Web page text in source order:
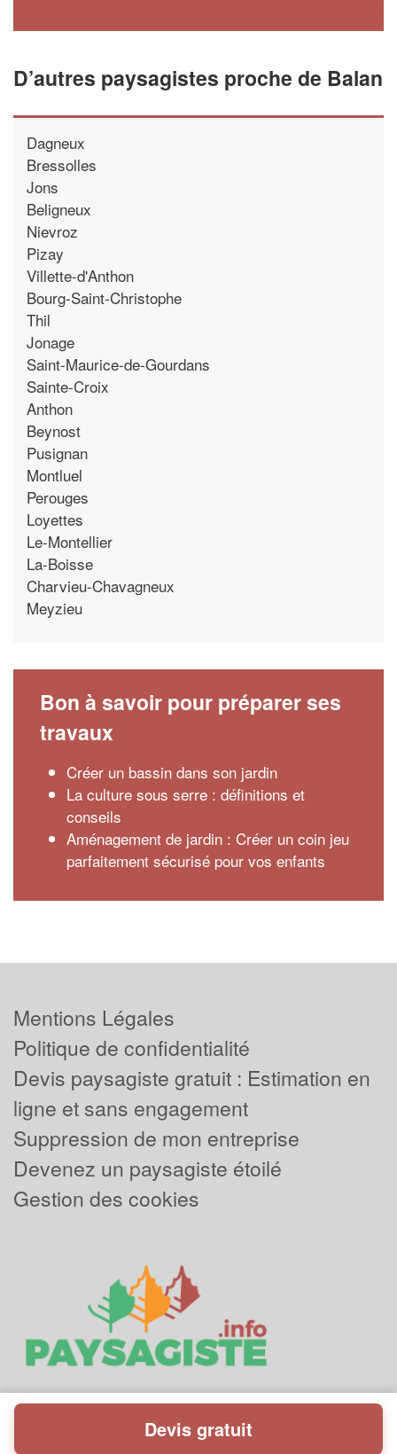
D’autres paysagistes proche de Balan
Dagneux
Bressolles
Jons
Beligneux
Nievroz
Pizay
Villette-d'Anthon
Bourg-Saint-Christophe
Thil
Jonage
Saint-Maurice-de-Gourdans
Sainte-Croix
Anthon
Beynost
Pusignan
Montluel
Perouges
Loyettes
Le-Montellier
La-Boisse
Charvieu-Chavagneux
Meyzieu
Bon à savoir pour préparer ses
travaux
Créer un bassin dans son jardin
La culture sous serre : définitions et
conseils
Aménagement de jardin : Créer un coin jeu
parfaitement sécurisé pour vos enfants
Mentions Légales
Politique de confidentialité
Devis paysagiste gratuit : Estimation en
ligne et sans engagement
Suppression de mon entreprise
Devenez un paysagiste étoilé
Gestion des cookies
Powered byPlus que pro
Devis gratuit